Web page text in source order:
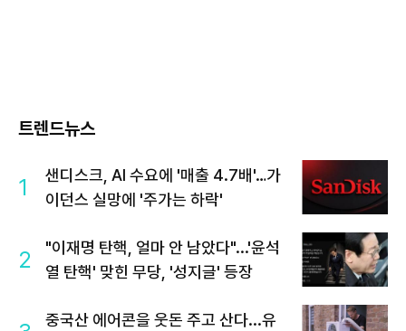
트렌드뉴스
1
샌디스크, AI 수요에 '매출 4.7배'…가
이던스 실망에 '주가는 하락'
2
"이재명 탄핵, 얼마 안 남았다"...'윤석
열 탄핵' 맞힌 무당, '성지글' 등장
중국산 에어콘을 웃돈 주고 산다...유